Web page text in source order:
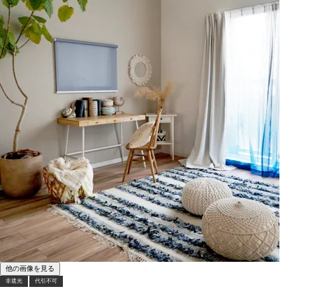
他の画像を見る
非遮光 代引不可